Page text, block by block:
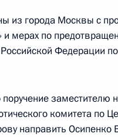
Геннадий
по приёму граждан в
из города Москвы с
и мерах по
Федерации
заместителю
комитета по
направить